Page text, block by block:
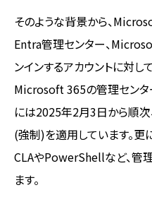
そのような背景から、
Entra管理センター、
ンインするアカウントに対
Microsoft 365の管理センタ
には2025年2月3日から順次
(強制)を適用しています。更
CLAやPowerShellなど、管
ます。